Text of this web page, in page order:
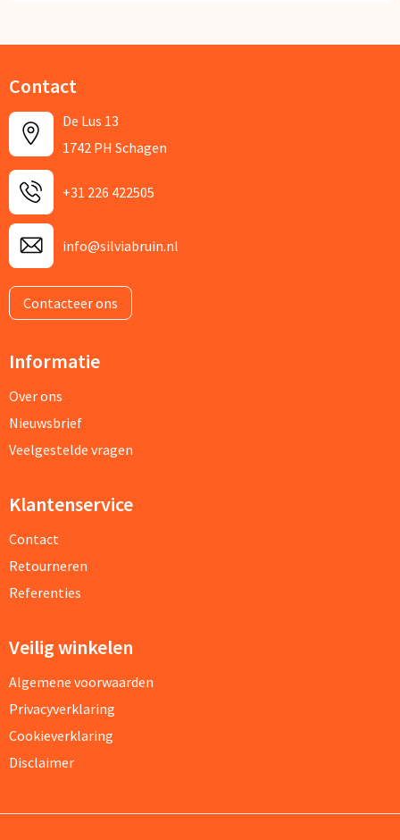
Contact
De Lus 13
1742 PH Schagen
+31 226 422505
info@silviabruin.nl
Contacteer ons
Informatie
Over ons
Nieuwsbrief
Veelgestelde vragen
Klantenservice
Contact
Retourneren
Referenties
Veilig winkelen
Algemene voorwaarden
Privacyverklaring
Cookieverklaring
Disclaimer